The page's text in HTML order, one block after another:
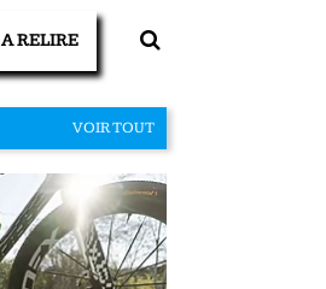
A RELIRE
VOIR TOUT